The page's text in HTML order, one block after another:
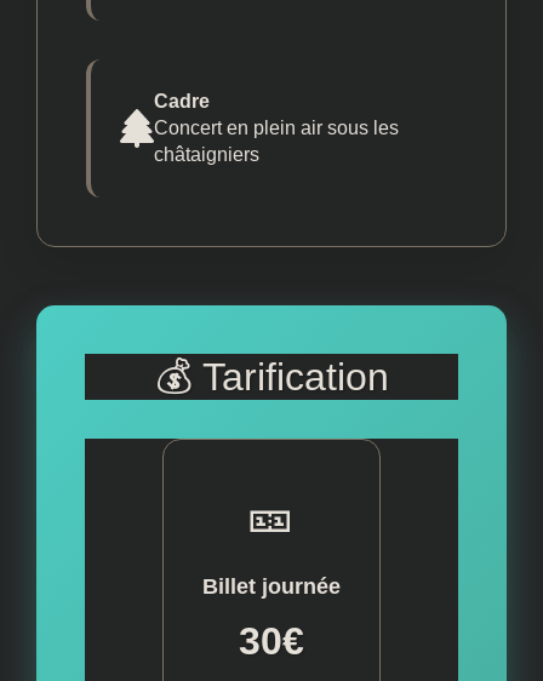
Cadre
Concert en plein air sous les
châtaigniers
💰 Tarification
🎫
Billet journée
30€